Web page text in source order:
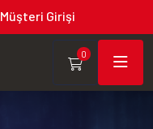
Müşteri Girişi
0